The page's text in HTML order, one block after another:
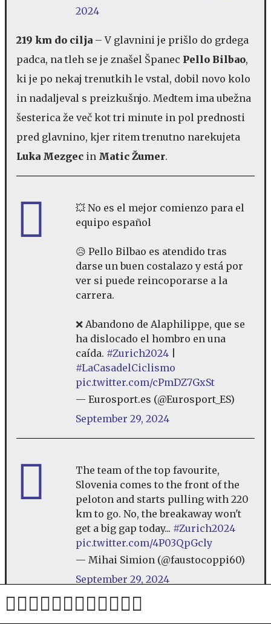
2024
219 km do cilja – V glavnini je prišlo do grdega
padca, na tleh se je znašel Španec Pello Bilbao,
ki je po nekaj trenutkih le vstal, dobil novo kolo
in nadaljeval s preizkušnjo. Medtem ima ubežna
šesterica že več kot tri minute in pol prednosti
pred glavnino, kjer ritem trenutno narekujeta
Luka Mezgec in Matic Žumer.
💥 No es el mejor comienzo para el
equipo español
😥 Pello Bilbao es atendido tras
darse un buen costalazo y está por
ver si puede reincoporarse a la
carrera.
❌ Abandono de Alaphilippe, que se
ha dislocado el hombro en una
caída. #Zurich2024
#LaCasadelCiclismo
pic.twitter.com/cPmDZ7GxSt
— Eurosport.es (@Eurosport_ES)
September 29, 2024
The team of the top favourite,
Slovenia comes to the front of the
peloton and starts pulling with 220
km to go. No, the breakaway won't
get a big gap today... #Zurich2024
pic.twitter.com/4P03QpGcly
— Mihai Simion (@faustocoppi60)
September 29, 2024
228 km do cilja– Kolesarji so opravili s krajšim